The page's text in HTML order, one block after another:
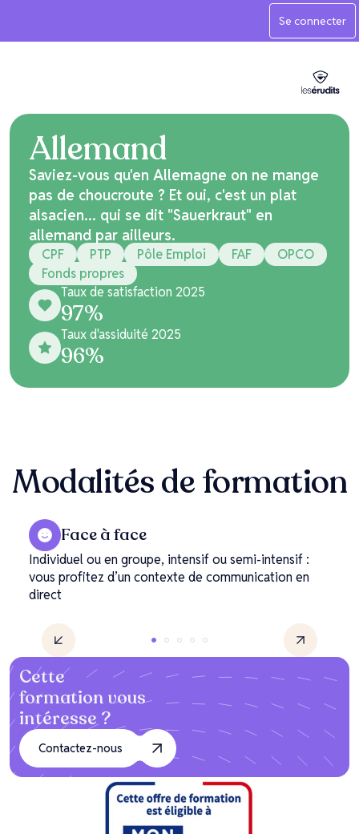
Se connecter
Allemand
Saviez-vous qu'en Allemagne on ne mange
pas de choucroute ? Et oui, c'est un plat
alsacien... qui se dit "Sauerkraut" en
allemand par ailleurs.
CPF PTP Pôle Emploi FAF
OPCO
Fonds propres
Taux de satisfaction 2025
97%
Taux d'assiduité 2025
96%
Modalitésde formation
Face à face
Individuel ou en groupe, intensif ou semi-intensif :
vous profitez d’un contexte de communication en
direct
Cette
formation vous
intéresse ?
Contactez-nous